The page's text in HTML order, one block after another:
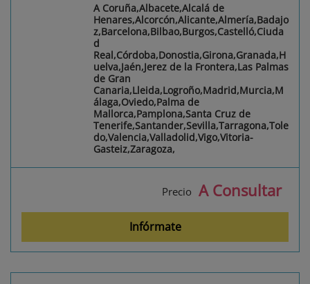
A Coruña,Albacete,Alcalá de
Henares,Alcorcón,Alicante,Almería,Badajo
z,Barcelona,Bilbao,Burgos,Castelló,Ciuda
d
Real,Córdoba,Donostia,Girona,Granada,H
uelva,Jaén,Jerez de la Frontera,Las Palmas
de Gran
Canaria,Lleida,Logroño,Madrid,Murcia,M
álaga,Oviedo,Palma de
Mallorca,Pamplona,Santa Cruz de
Tenerife,Santander,Sevilla,Tarragona,Tole
do,Valencia,Valladolid,Vigo,Vitoria-
Gasteiz,Zaragoza,
Precio A Consultar
Infórmate